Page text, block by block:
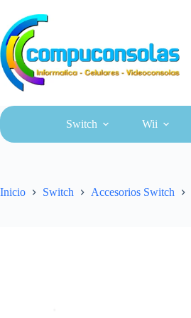
contenido
Switch Wii
Inicio Switch Accesorios Switch